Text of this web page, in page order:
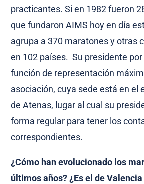
practicantes. Si en 1982 fueron
que fundaron AIMS hoy en día
agrupa a 370 maratones y otras
en 102 países. Su presidente
función de representación
asociación, cuya sede está en el
de Atenas, lugar al cual su
forma regular para tener los
correspondientes.
¿Cómo han evolucionado los
últimos años? ¿Es el de